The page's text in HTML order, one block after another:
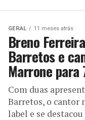
GERAL 11 meses atrás
Breno
Barretos e
Marrone
Com duas
Barretos, o cantor
label e se